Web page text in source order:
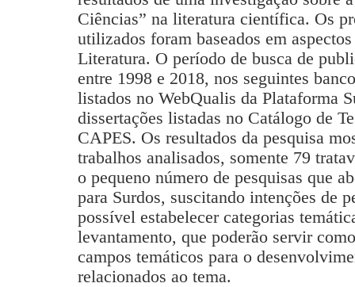
Ciências” na literatura científica. Os
utilizados foram baseados em
Literatura. O período de busca de
entre 1998 e 2018, nos seguintes
listados no WebQualis da Plataforma
dissertações listadas no Catálogo de
CAPES. Os resultados da pesquisa
trabalhos analisados, somente 79
o pequeno número de pesquisas que
para Surdos, suscitando intenções de
possível estabelecer categorias
levantamento, que poderão servir
campos temáticos para o
relacionados ao tema.